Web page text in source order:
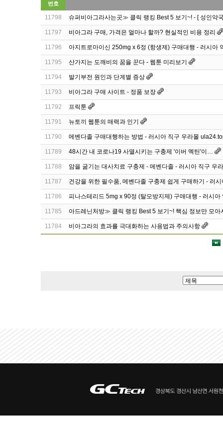
번호
11798 슈퍼비아그라사는곳≫ 클릭 랭킹 Best 5 보기~! - [ 성인약
11797 비아그라 구매, 가격은 얼마나 할까? 현실적인 비용 정리
11796 아지트로마이신 250mg x 6정 (항생제) 구매대행 - 러시아
11795 산가지는 도깨비의 꿈을 꾼다 - 웹툰 미리보기
11794 발기부전 원인과 단계별 증상
11793 비아그라 구매 사이트 - 정품 보장
11792 프릭툰
11791 뉴토끼 웹툰의 매력과 인기
11790 메벤다졸 구매대행하는 방법 - 러시아 직구 우라몰
11789 48시간 내 코로나19 사멸시키는 구충제 '이버 멕틴'이…
11788 암을 굶기는 대사치료 구충제 - 메벤다졸 - 러시아 직구 우
11787 건강을 위한 필수품, 메벤다졸 구충제 쉽게 구매하기 - 러
11786 피나스테리드 5mg x 90정 (탈모방지제) 구매대행 - 러시
11785 아드레닌처방≫ 클릭 랭킹 Best 5 보기~! 핵심 정보만 모
11784 비아그라의 효과를 극대화하는 사용법과 주의사항